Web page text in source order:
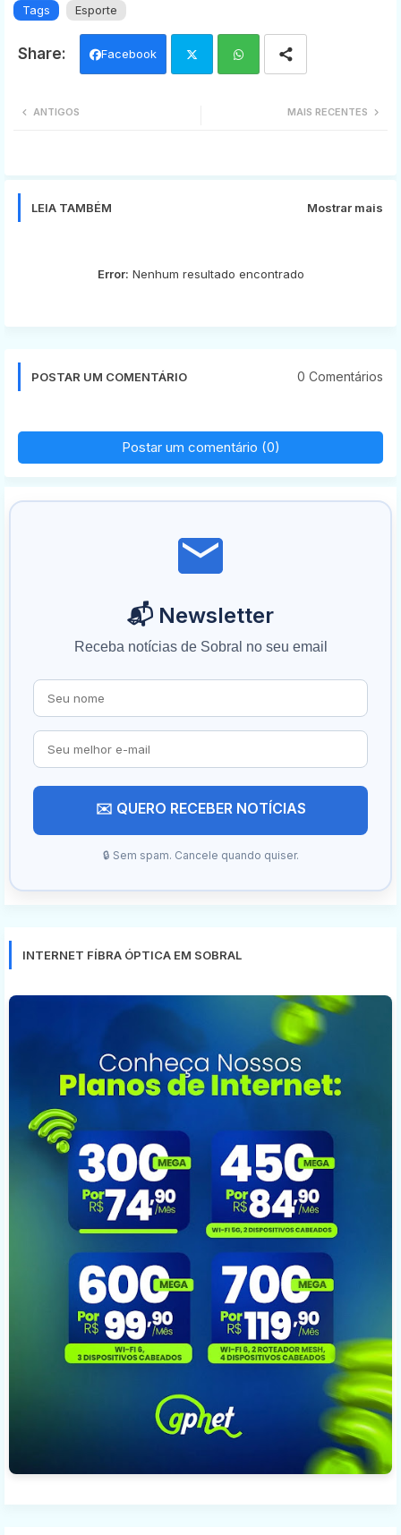
Tags Esporte
Facebook
MAIS RECENTES
ANTIGOS
LEIA TAMBÉM Mostrar mais
Error: Nenhum resultado encontrado
POSTAR UM COMENTÁRIO 0 Comentários
Postar um comentário (0)
📬 Newsletter
Receba notícias de Sobral no seu email
✉️ QUERO RECEBER NOTÍCIAS
🔒 Sem spam. Cancele quando quiser.
INTERNET FÍBRA ÓPTICA EM SOBRAL